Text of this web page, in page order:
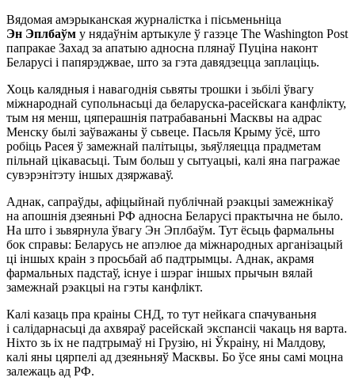
Вядомая амэрыканская журналістка і пісьменьніца
Эн Эплбаўм у нядаўнім артыкуле ў газэце The Washington Post
папракае Захад за апатыю адносна плянаў Пуціна наконт
Беларусі і папярэджвае, што за гэта давядзецца заплаціць.
Хоць калядныя і навагоднія сьвяты трошки і зьбілі ўвагу
міжнароднай супольнасьці да беларуска-расейскага канфлікту,
тым ня менш, цяперашнія патрабаваньні Масквы на адрас
Менску былі заўважаны ў сьвеце. Пасьля Крыму ўсё, што
робіць Расея ў замежнай палітыцы, зьяўляецца прадметам
пільнай цікавасьці. Тым больш у сытуацыі, калі яна пагражае
сувэрэнітэту іншых дзяржаваў.
Аднак, сапраўды, афіцыйнай публічнай рэакцыі замежнікаў
на апошнія дзеяньні РФ адносна Беларусі практычна не было.
На што і зьвярнула ўвагу Эн Эплбаўм. Тут ёсьць фармальны
бок справы: Беларусь не апэлюе да міжнародных арганізацый
ці іншых краін з просьбай аб падтрымцы. Аднак, акрамя
фармальных падстаў, існуе і шэраг іншых прычын вялай
замежнай рэакцыі на гэты канфлікт.
Калі казаць пра краіны СНД, то тут нейкага спачуваньня
і салідарнасьці да ахвяраў расейскай экспансіі чакаць ня варта.
Ніхто зь іх не падтрымаў ні Грузію, ні Ўкраіну, ні Малдову,
калі яны цярпелі ад дзеяньняў Масквы. Бо ўсе яны самі моцна
залежаць ад РФ.